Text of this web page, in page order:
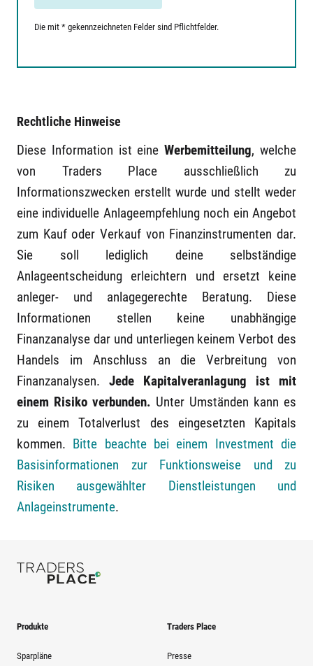
Die mit * gekennzeichneten Felder sind Pflichtfelder.
Rechtliche Hinweise
Diese Information ist eineWerbemitteilung, welche
von Traders Place ausschließlich zu
Informationszwecken erstellt wurde und stellt weder
eine individuelle Anlageempfehlung noch ein Angebot
zum Kauf oder Verkauf von Finanzinstrumenten dar.
Sie soll lediglich deine selbständige
Anlageentscheidung erleichtern und ersetzt keine
anleger- und anlagegerechte Beratung. Diese
Informationen stellen keine unabhängige
Finanzanalyse dar und unterliegen keinem Verbot des
Handels im Anschluss an die Verbreitung von
Finanzanalysen. Jede Kapitalveranlagung ist mit
einem Risiko verbunden. Unter Umständen kann es
zu einem Totalverlust des eingesetzten Kapitals
kommen. Bitte beachte bei einem Investment die
Basisinformationen zur Funktionsweise und zu
Risiken ausgewählter Dienstleistungen und
Anlageinstrumente.
Produkte
Sparpläne
Traders Place
Presse